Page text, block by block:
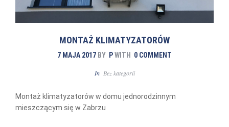
MONTAŻ KLIMATYZATORÓW
7 MAJA 2017 BY PWITH 0 COMMENT
In Bez kategorii
Montaż klimatyzatorów w domu jednorodzinnym
mieszczącym się w Zabrzu